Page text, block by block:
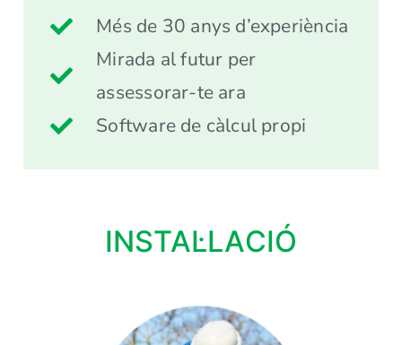
Més de 30 anys d’experiència
Mirada al futur per
assessorar-te ara
Software de càlcul propi
INSTAL·LACIÓ